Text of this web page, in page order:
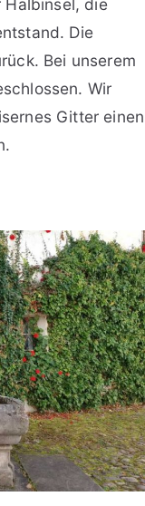
Halbinsel, die
Die
Bei unserem
Wir
Gitter einen